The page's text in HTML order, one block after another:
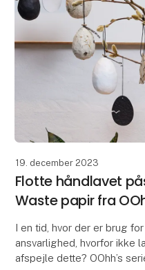
19. december 2023
Flotte håndlavet
Waste papir fra
I en tid, hvor der er brug
ansvarlighed, hvorfor ikke
afspejle dette? OOhh’s